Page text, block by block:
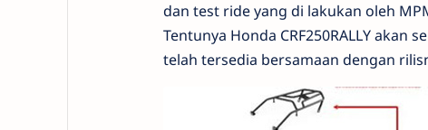
dan test ride yang di lakukan oleh
Tentunya Honda CRF250RALLY
telah tersedia bersamaan dengan